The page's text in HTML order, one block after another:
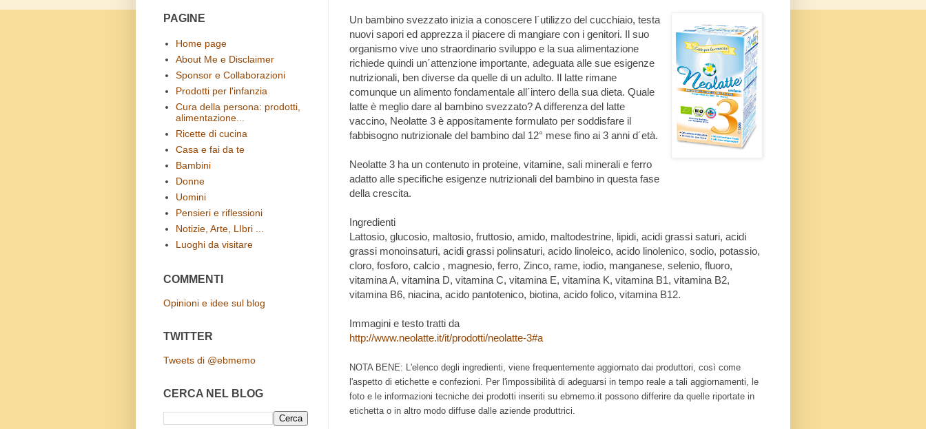
Un bambino svezzato inizia a conoscere l´utilizzo del cucchiaio, testa
nuovi sapori ed apprezza il piacere di mangiare con i genitori. Il suo
organismo vive uno straordinario sviluppo e la sua alimentazione
richiede quindi un´attenzione importante, adeguata alle sue esigenze
nutrizionali, ben diverse da quelle di un adulto. Il latte rimane
comunque un alimento fondamentale all´intero della sua dieta. Quale
latte è meglio dare al bambino svezzato? A differenza del latte
vaccino, Neolatte 3 è appositamente formulato per soddisfare il
fabbisogno nutrizionale del bambino dal 12° mese fino ai 3 anni d´età.
Neolatte 3 ha un contenuto in proteine, vitamine, sali minerali e ferro
adatto alle specifiche esigenze nutrizionali del bambino in questa fase
della crescita.
Ingredienti
Lattosio, glucosio, maltosio, fruttosio, amido, maltodestrine, lipidi, acidi grassi saturi, acidi
grassi monoinsaturi, acidi grassi polinsaturi, acido linoleico, acido linolenico, sodio, potassio,
cloro, fosforo, calcio , magnesio, ferro, Zinco, rame, iodio, manganese, selenio, fluoro,
vitamina A, vitamina D, vitamina C, vitamina E, vitamina K, vitamina B1, vitamina B2,
vitamina B6, niacina, acido pantotenico, biotina, acido folico, vitamina B12.
Immagini e testo tratti da
http://www.neolatte.it/it/prodotti/neolatte-3#a
NOTA BENE: L'elenco degli ingredienti, viene frequentemente aggiornato dai produttori, così come
l'aspetto di etichette e confezioni. Per l'impossibilità di adeguarsi in tempo reale a tali aggiornamenti, le
foto e le informazioni tecniche dei prodotti inseriti su ebmemo.it possono differire da quelle riportate in
etichetta o in altro modo diffuse dalle aziende produttrici.
PAGINE
Home page
About Me e Disclaimer
Sponsor e Collaborazioni
Prodotti per l'infanzia
Cura della persona: prodotti,
alimentazione...
Ricette di cucina
Casa e fai da te
Bambini
Donne
Uomini
Pensieri e riflessioni
Notizie, Arte, LIbri ...
Luoghi da visitare
COMMENTI
Opinioni e idee sul blog
TWITTER
Tweets di @ebmemo
CERCA NEL BLOG